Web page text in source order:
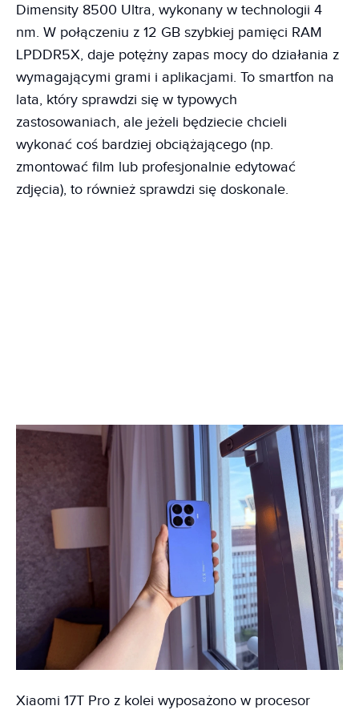
Dimensity 8500 Ultra, wykonany w technologii 4
nm. W połączeniu z 12 GB szybkiej pamięci RAM
LPDDR5X, daje potężny zapas mocy do działania z
wymagającymi grami i aplikacjami. To smartfon na
lata, który sprawdzi się w typowych
zastosowaniach, ale jeżeli będziecie chcieli
wykonać coś bardziej obciążającego (np.
zmontować film lub profesjonalnie edytować
zdjęcia), to również sprawdzi się doskonale.
Xiaomi 17T Pro z kolei wyposażono w procesor